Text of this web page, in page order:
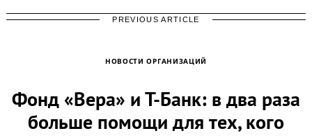
PREVIOUS ARTICLE
НОВОСТИ ОРГАНИЗАЦИЙ
Фонд «Вера» и Т-Банк: в два раза
больше помощи для тех, кого